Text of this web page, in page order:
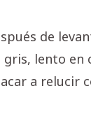
de
lento en
a relucir